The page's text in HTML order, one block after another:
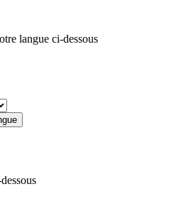
langue ci-dessous